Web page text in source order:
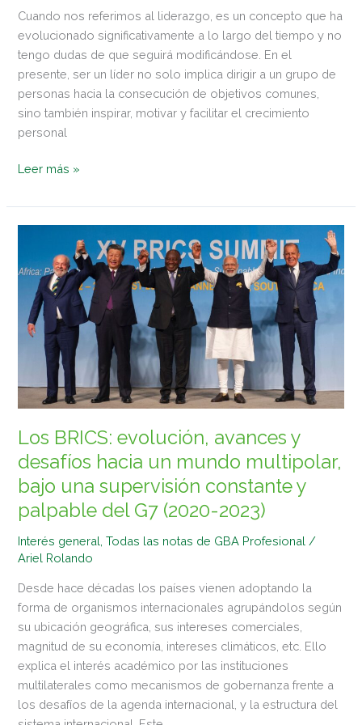
Cuando nos referimos al liderazgo, es un concepto que ha
evolucionado significativamente a lo largo del tiempo y no
tengo dudas de que seguirá modificándose. En el
presente, ser un líder no solo implica dirigir a un grupo de
personas hacia la consecución de objetivos comunes,
sino también inspirar, motivar y facilitar el crecimiento
personal
Leer más »
Los BRICS: evolución, avances y
desafíos hacia un mundo multipolar,
bajo una supervisión constante y
palpable del G7 (2020-2023)
Interés general ,Todas las notas de GBA Profesional /
Ariel Rolando
Desde hace décadas los países vienen adoptando la
forma de organismos internacionales agrupándolos según
su ubicación geográfica, sus intereses comerciales,
magnitud de su economía, intereses climáticos, etc. Ello
explica el interés académico por las instituciones
multilaterales como mecanismos de gobernanza frente a
los desafíos de la agenda internacional, y la estructura del
evolución,
avances
desafíos
hacia
mundo
multipolar,
bajo
una
supervisión
constante
y
palpable
del
G7
(2020-
2023)